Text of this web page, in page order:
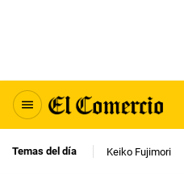
Temas del día Keiko Fujimori